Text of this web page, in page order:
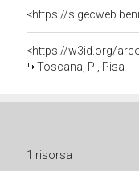
<https://
<https://w3id.org/
Toscana, PI, Pisa
1 risorsa